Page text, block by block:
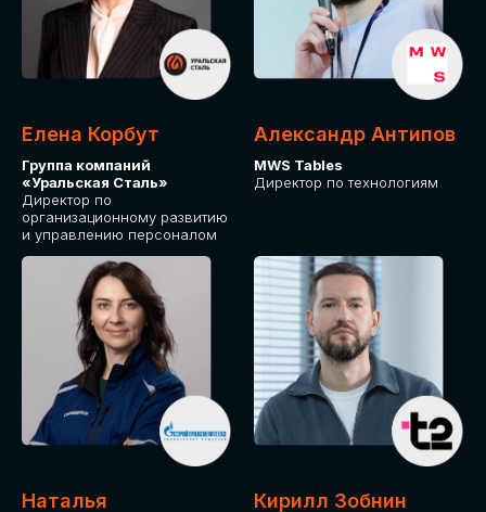
Елена Корбут
Группа компаний
«Уральская Сталь»
Директор по
организационному развитию
и управлению персоналом
Александр Антипов
MWS Tables
Директор по технологиям
Наталья
Кирилл Зобнин
Приглашаем стать спикером GLOBAL
TECH FORUM и поделиться своим
опытом и экспертизой. Будем рады
сотрудничеству!
СТАТЬ
СПИКЕРОМ
IT Solutions for Business